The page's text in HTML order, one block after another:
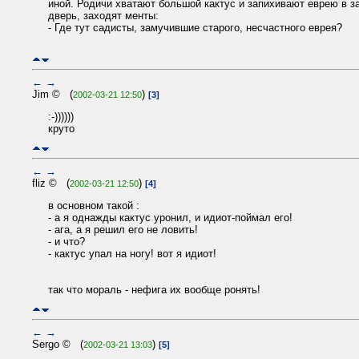
иной. Родичи хватают большой кактус и запихивают еврею в
дверь, заходят менты:
- Где тут садисты, замучившие старого, несчастного еврея?
← →
Jim © (2002-03-21 12:50) [3]
:-))))))
круто
← →
fliz © (2002-03-21 12:50) [4]
в основном такой :
- а я однажды кактус уронил, и идиот-поймал его!
- ага, а я решил его не ловить!
- и что?
- кактус упал на ногу! вот я идиот!
так что мораль - нефига их вообще ронять!
← →
Sergo © (2002-03-21 13:03) [5]